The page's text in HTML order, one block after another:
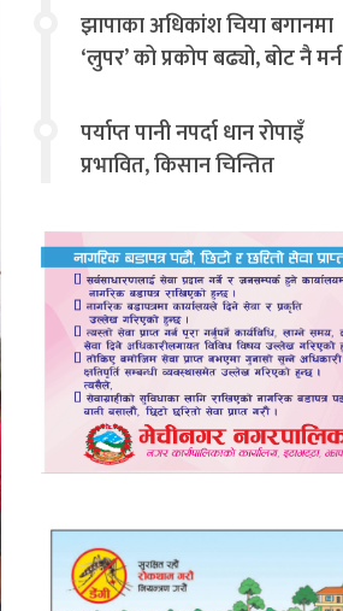
झापाका अधिकांश चिया बगानमा
‘लुपर’ को प्रकोप बढ्यो, बोट नै मर्न
चिन्तित
पर्याप्त पानी नपर्दा धान रोपाइँ
प्रभावित, किसान चिन्तित